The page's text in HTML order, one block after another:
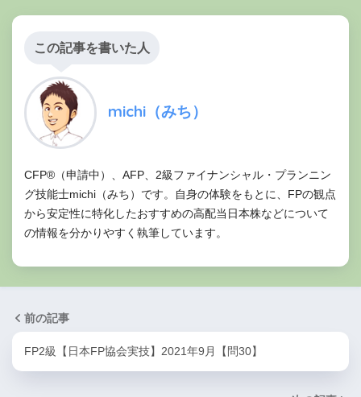
この記事を書いた人
michi（みち）
CFP®（申請中）、AFP、2級ファイナンシャル・プランニン
グ技能士michi（みち）です。自身の体験をもとに、FPの観点
から安定性に特化したおすすめの高配当日本株などについて
の情報を分かりやすく執筆しています。
前の記事
FP2級【日本FP協会実技】2021年9月【問30】